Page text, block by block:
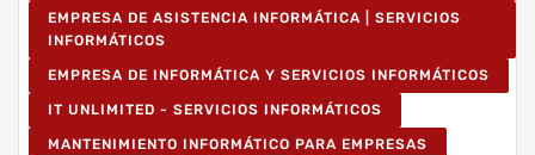
EMPRESA DE ASISTENCIA INFORMÁTICA | SERVICIOS
INFORMÁTICOS
EMPRESA DE INFORMÁTICA Y SERVICIOS INFORMÁTICOS
IT UNLIMITED - SERVICIOS INFORMÁTICOS
MANTENIMIENTO INFORMÁTICO PARA EMPRESAS